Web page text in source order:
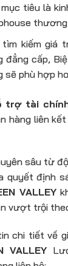
mục tiêu là
tìm kiếm giá
đẳng cấp,
sẽ phù hợp
trợ tài
hàng liên
sâu từ
định
VALLEY
vượt trội
chi tiết về
VALLEY